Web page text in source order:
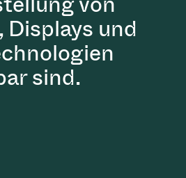
und
sind.